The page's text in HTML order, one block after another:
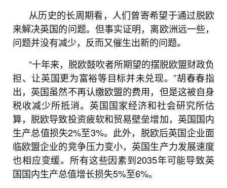
从历史的长周期看，人们曾寄希望于通过脱欧
来解决英国的问题。但事实证明，离欧洲远一些，
问题并没有减少，反而又催生出新的问题。
“十年来，脱欧鼓吹者所期望的摆脱欧盟财政负
担、让英国更为富裕等目标并未兑现。”胡春春指
出，英国虽然不再认缴欧盟的费用，但是这被自身
税收减少所抵消。英国国家经济和社会研究所估
算，脱欧导致投资疲软和贸易壁垒增加，英国国内
生产总值损失2%至3%。此外，脱欧后英国企业面
临欧盟企业的竞争压力变小，英国生产力发展速度
也相应变缓。所有这些因素到2035年可能导致英
国国内生产总值增长损失5%至6%。